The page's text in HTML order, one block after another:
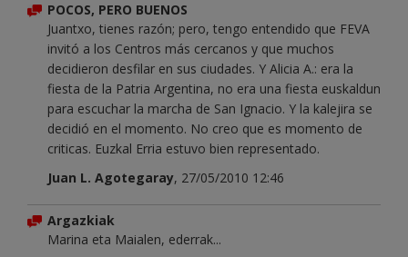
POCOS, PERO BUENOS
Juantxo, tienes razón; pero, tengo entendido que FEVA
invitó a los Centros más cercanos y que muchos
decidieron desfilar en sus ciudades. Y Alicia A.: era la
fiesta de la Patria Argentina, no era una fiesta euskaldun
para escuchar la marcha de San Ignacio. Y la kalejira se
decidió en el momento. No creo que es momento de
criticas. Euzkal Erria estuvo bien representado.
Juan L. Agotegaray, 27/05/2010 12:46
Argazkiak
Marina eta Maialen, ederrak...